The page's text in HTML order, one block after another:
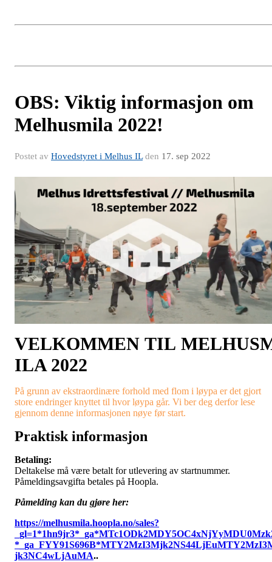
OBS: Viktig informasjon om
Melhusmila 2022!
Postet av Hovedstyret i Melhus ILden 17. sep 2022
VELKOMMEN TIL M
ILA 2022
På grunn av ekstraordinære forhold med flom i løypa er det gjort
store endringer knyttet til hvor løypa går. Vi ber deg derfor lese
gjennom denne informasjonen nøye før start.
Praktisk informasjon
Betaling:
Deltakelse må være betalt for utlevering av startnummer.
Påmeldingsavgifta betales på Hoopla.
Påmelding kan du gjøre her:
https://melhusmila.hoopla.no/sales?
jk3NC4wLjAuMA..